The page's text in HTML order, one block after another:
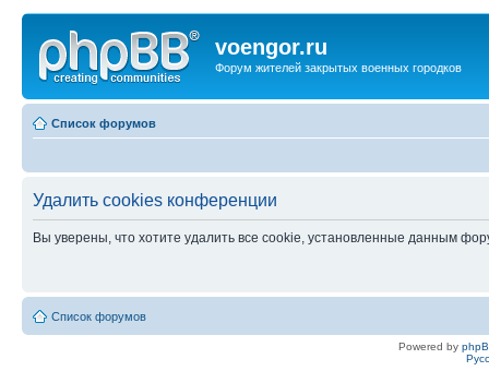
voengor.ru
Форум жителей закрытых военных городков
Список форумов
Удалить cookies конференции
Вы уверены, что хотите удалить все cookie, установленные данным
Список форумов
Powered by